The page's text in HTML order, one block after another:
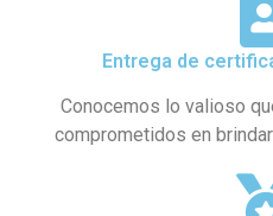
Entrega de
Conocemos lo valioso
comprometidos en